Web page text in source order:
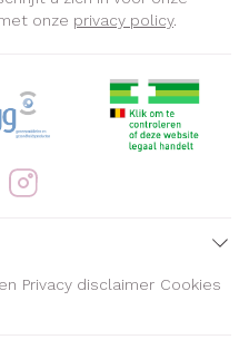
onze privacy policy.
Privacy disclaimer Cookies